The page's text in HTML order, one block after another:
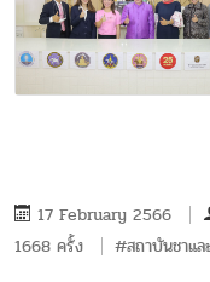
17 February 2566
1668 ครั้ง
#สถาบันชาแล